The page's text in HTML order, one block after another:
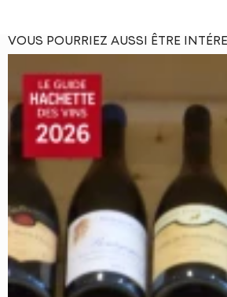
VOUS POURRIEZ AUSSI ÊTRE